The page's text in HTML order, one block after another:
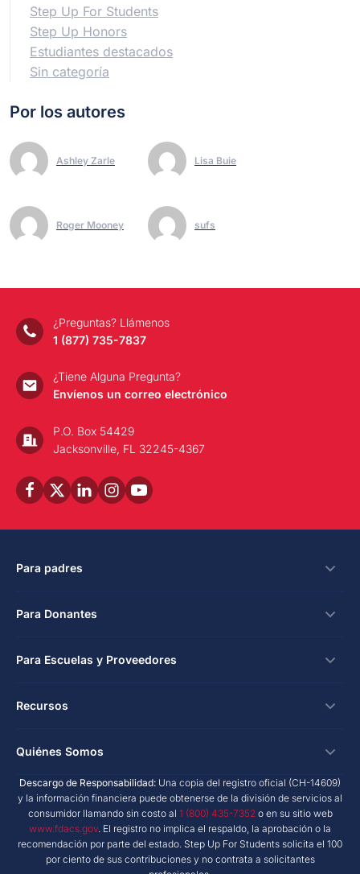
Step Up For Students
Step Up Honors
Estudiantes destacados
Sin categoría
Por los autores
Ashley Zarle Lisa Buie
Roger Mooney sufs
¿Preguntas? Llámenos
1 (877) 735-7837
¿Tiene Alguna Pregunta?
Envíenos un correo electrónico
P.O. Box 54429
Jacksonville, FL 32245-4367
Para padres
Becas
Beca para Escuela Privada
Beca para Necesidades Especiales
New Worlds
Conviértase en un Defensor
Para Donantes
Formas de Donar
Donaciones en el Lugar de Trabajo
Fondos Asesorados por Donantes
Declaración de Derechos del Donante
Para Escuelas y Proveedores
Escuelas y Proveedores
Escuelas Privadas
Proveedores de Servicios
Proveedores de Productos
Recursos
Investigación e Informes
Blog NextSteps
Blog inspireED
Red de Antiguos Alumnos
Sala de Prensa
Quiénes Somos
Quiénes Somos
Informe Anual
Políticas de Gobernanza
Descargo de Responsabilidad: Una copia del registro oficial (CH-14609)
y la información financiera puede obtenerse de la división de servicios al
consumidor llamando sin costo al 1 (800) 435-7352o en su sitio web
www.fdacs.gov . El registro no implica el respaldo, la aprobación o la
recomendación por parte del estado. Step Up For Students solicita el 100
por ciento de sus contribuciones y no contrata a solicitantes